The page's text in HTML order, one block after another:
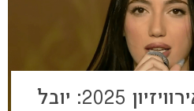
הכוכב הבא לאירוויזיון 2025: יובל